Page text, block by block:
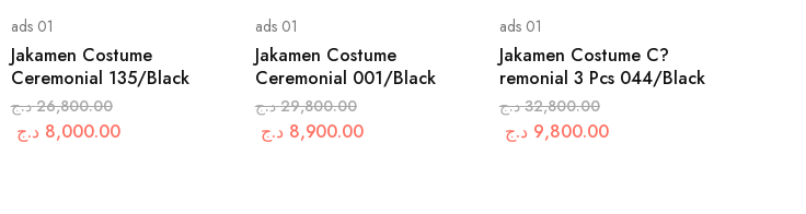
ads 01
Jakamen Costume
Ceremonial 135/Black
26,800.00 د.ج
8,000.00 د.ج
ads 01
Jakamen Costume
Ceremonial 001/Black
29,800.00 د.ج
8,900.00 د.ج
ads 01
Jakamen Costume C?
remonial 3 Pcs 044/Black
32,800.00 د.ج
9,800.00 د.ج